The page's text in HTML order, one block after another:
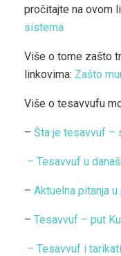
pročitajte na ovom
sistema
Više o tome zašto
linkovima: Zašto
Više o tesavvufu
– Šta je tesavvuf –
– Tesavvuf u
– Aktuelna pitanja
– Tesavvuf – put
– Tesavvuf i